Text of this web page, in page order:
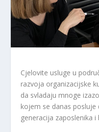
Cjelovite usluge u
razvoja organizacijske
da svladaju mnoge
kojem se danas
generacija zaposlenika